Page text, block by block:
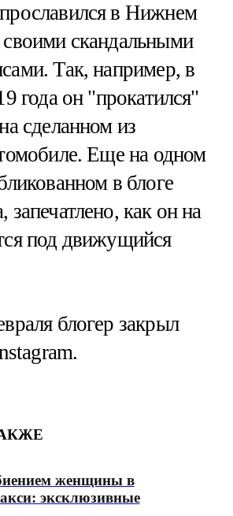
в Нижнем
скандальными
Так, например, в
года он "прокатился"
сделанном из
Еще на одном
в блоге
как он на
под движущийся
блогер закрыл
женщины в
эксклюзивные